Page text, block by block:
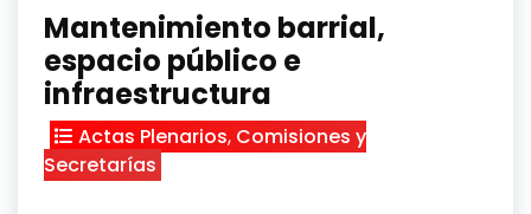
Mantenimiento barrial,
espacio público e
infraestructura
Actas Plenarios, Comisiones y
Secretarías